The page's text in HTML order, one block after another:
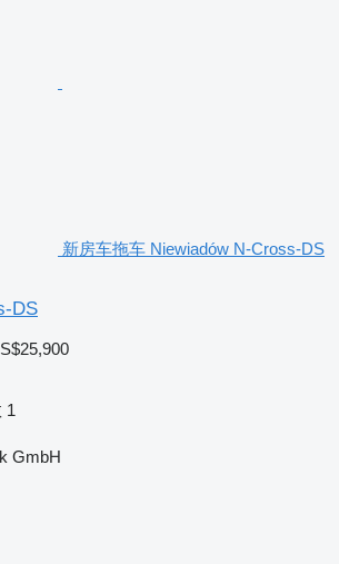
新房车拖车 Niewiadów N-Cross-DS
DS
1
GmbH